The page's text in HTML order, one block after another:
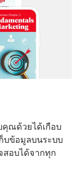
คุณด้วยได้เกือบ
บข้อมูลบนระบบ
สอบได้จากทุก